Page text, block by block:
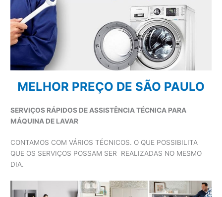
MELHOR PREÇO DE SÃO PAULO
SERVIÇOS RÁPIDOS DE ASSISTÊNCIA TÉCNICA PARA
MÁQUINA DE LAVAR
CONTAMOS COM VÁRIOS TÉCNICOS. O QUE POSSIBILITA
QUE OS SERVIÇOS POSSAM SER REALIZADAS NO MESMO
DIA.